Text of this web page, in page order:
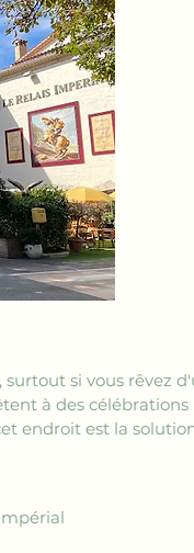
si vous rêvez
à des
endroit est la